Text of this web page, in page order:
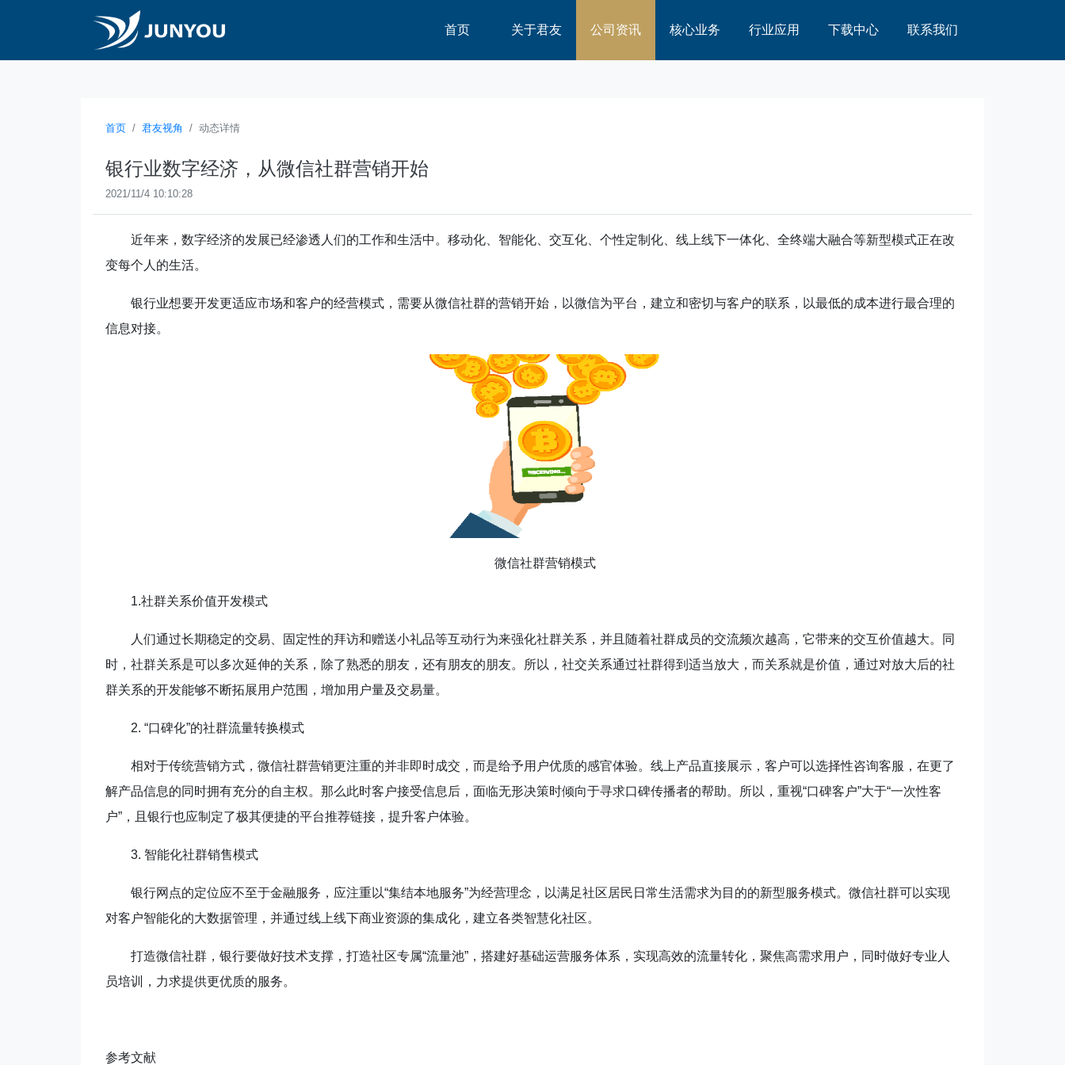
首页 关于君友 公司资讯 核心业务 行业应用 下载中心 联系我们
首页 君友视角 动态详情
银行业数字经济，从微信社群营销开始
2021/11/4 10:10:28
近年来，数字经济的发展已经渗透人们的工作和生活中。移动化、智能化、交互化、个性定制化、线上线下一体化、全终端大融合等新型模式正在改
变每个人的生活。
银行业想要开发更适应市场和客户的经营模式，需要从微信社群的营销开始，以微信为平台，建立和密切与客户的联系，以最低的成本进行最合理的
信息对接。
微信社群营销模式
1.社群关系价值开发模式
人们通过长期稳定的交易、固定性的拜访和赠送小礼品等互动行为来强化社群关系，并且随着社群成员的交流频次越高，它带来的交互价值越大。同
时，社群关系是可以多次延伸的关系，除了熟悉的朋友，还有朋友的朋友。所以，社交关系通过社群得到适当放大，而关系就是价值，通过对放大后的社
群关系的开发能够不断拓展用户范围，增加用户量及交易量。
2. “口碑化”的社群流量转换模式
相对于传统营销方式，微信社群营销更注重的并非即时成交，而是给予用户优质的感官体验。线上产品直接展示，客户可以选择性咨询客服，在更了
解产品信息的同时拥有充分的自主权。那么此时客户接受信息后，面临无形决策时倾向于寻求口碑传播者的帮助。所以，重视“口碑客户”大于“一次性客
户”，且银行也应制定了极其便捷的平台推荐链接，提升客户体验。
3. 智能化社群销售模式
银行网点的定位应不至于金融服务，应注重以“集结本地服务”为经营理念，以满足社区居民日常生活需求为目的的新型服务模式。微信社群可以实现
对客户智能化的大数据管理，并通过线上线下商业资源的集成化，建立各类智慧化社区。
打造微信社群，银行要做好技术支撑，打造社区专属“流量池”，搭建好基础运营服务体系，实现高效的流量转化，聚焦高需求用户，同时做好专业人
员培训，力求提供更优质的服务。
参考文献